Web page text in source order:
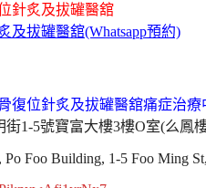
針炙及拔罐醫舘
及拔罐醫舘(Whatsapp預約)
1-5號寶富大樓3樓O室(么鳳
Po Foo Building, 1-5 Foo Ming